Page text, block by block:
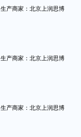
生产商家：北京上润思博
生产商家：北京上润思博
生产商家：北京上润思博